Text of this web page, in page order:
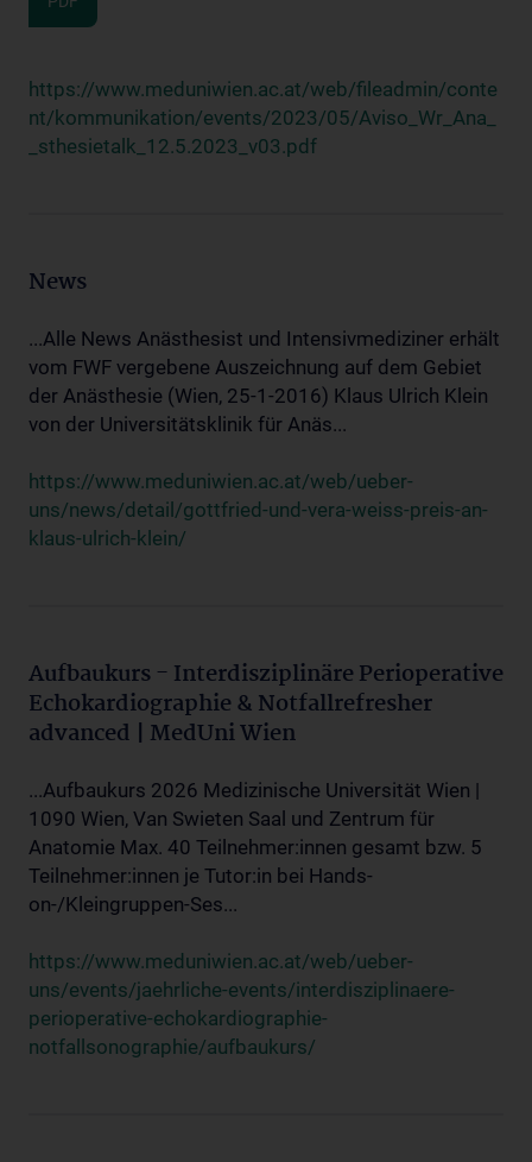
https://www.meduniwien.ac.at/web/fileadmin/conte
nt/kommunikation/events/2023/05/Aviso_Wr_Ana_
_sthesietalk_12.5.2023_v03.pdf
News
...Alle News Anästhesist und Intensivmediziner erhält
vom FWF vergebene Auszeichnung auf dem Gebiet
der Anästhesie (Wien, 25-1-2016) Klaus Ulrich Klein
von der Universitätsklinik für Anäs...
https://www.meduniwien.ac.at/web/ueber-
uns/news/detail/gottfried-und-vera-weiss-preis-an-
klaus-ulrich-klein/
Aufbaukurs - Interdisziplinäre Perioperative
Echokardiographie & Notfallrefresher
advanced | MedUni Wien
...Aufbaukurs 2026 Medizinische Universität Wien |
1090 Wien, Van Swieten Saal und Zentrum für
Anatomie Max. 40 Teilnehmer:innen gesamt bzw. 5
Teilnehmer:innen je Tutor:in bei Hands-
on-/Kleingruppen-Ses...
https://www.meduniwien.ac.at/web/ueber-
uns/events/jaehrliche-events/interdisziplinaere-
perioperative-echokardiographie-
notfallsonographie/aufbaukurs/